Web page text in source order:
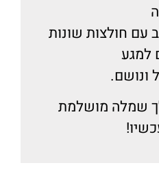
שונות
מושלמת